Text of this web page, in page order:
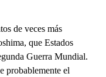
de veces más
que Estados
Guerra Mundial.
probablemente el